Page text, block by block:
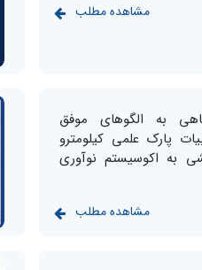
مشاهده مطلب
به الگوهای موفق
پارک علمی کیلومترو
به اکوسیستم نوآوری
مشاهده مطلب